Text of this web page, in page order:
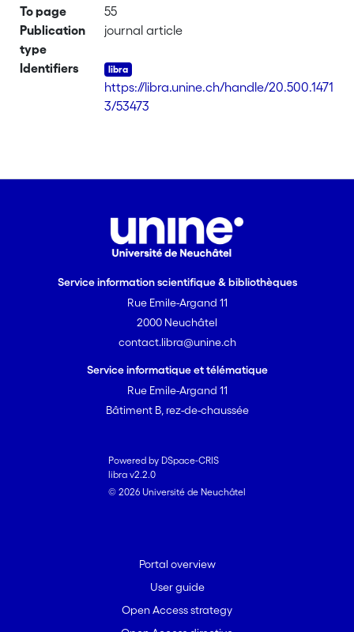
To page
55
Publication
type
journal article
Identifiers
https://libra.unine.ch/handle/20.500.1471
3/53473
Service information scientifique & bibliothèques
Rue Emile-Argand 11
2000 Neuchâtel
contact.libra@unine.ch
Service informatique et télématique
Rue Emile-Argand 11
Bâtiment B, rez-de-chaussée
Powered by DSpace-CRIS
libra v2.2.0
© 2026 Université de Neuchâtel
Portal overview
User guide
Open Access strategy